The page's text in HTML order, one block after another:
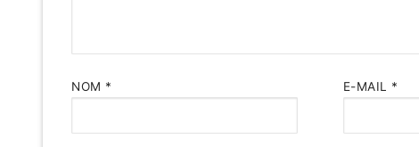
NOM * E-MAIL *